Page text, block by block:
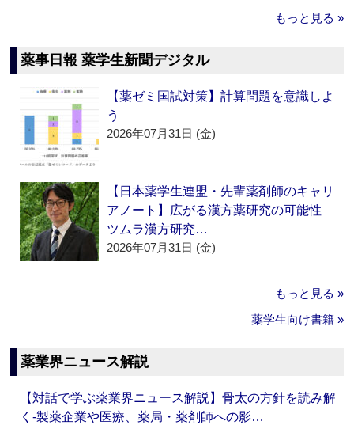
もっと見る »
薬事日報 薬学生新聞デジタル
【薬ゼミ国試対策】計算問題を意識しよ
う
2026年07月31日 (金)
【日本薬学生連盟・先輩薬剤師のキャリ
アノート】広がる漢方薬研究の可能性
ツムラ漢方研究…
2026年07月31日 (金)
もっと見る »
薬学生向け書籍 »
薬業界ニュース解説
【対話で学ぶ薬業界ニュース解説】骨太の方針を読み解
く‐製薬企業や医療、薬局・薬剤師への影…